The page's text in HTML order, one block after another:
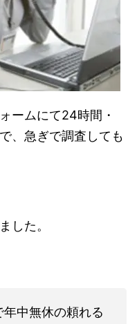
ームにて24時間・
、急ぎで調査しても
した。
年中無休の頼れる